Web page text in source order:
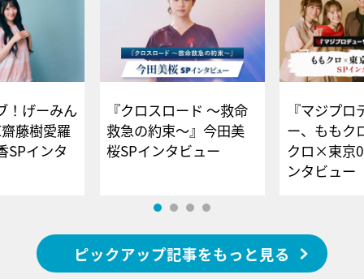
！げーみん
藤樹愛羅
SPインタ
『クロスロード ～救命
救急の約束～』今田美
桜SPインタビュー
『マジプロ
ー、ももク
クロ×東京
ンタビュー
ピックアップ記事をもっと見る